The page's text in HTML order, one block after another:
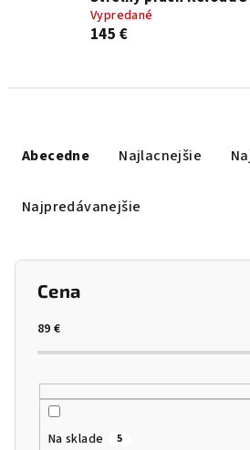
Vypredané
145 €
Abecedne Najlacnejšie
Najpredávanejšie
Cena
89 €
Na sklade 5